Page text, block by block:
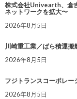
株式会社Univearth、倉
ネットワークを拡大〜
2026年8月5日
川崎重工業／ばら積運搬
2026年8月5日
フジトランスコーポレ
2026年8月5日